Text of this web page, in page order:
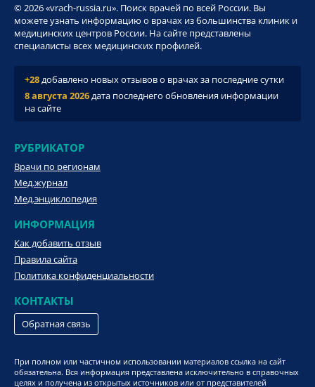
© 2026 «vrach-russia.ru». Поиск врачей по всей России. Вы
можете узнать информацию о врачах из большинства клиник и
медицинских центров России. На сайте представлены
специалисты всех медицинских профилей.
+28добавлено новых отзывов о врачах за последние сутки
8 августа 2026дата последнего обновления информации
на сайте
РУБРИКАТОР
Врачи по регионам
Мед.журнал
Мед.энциклопедия
ИНФОРМАЦИЯ
Как добавить отзыв
Правила сайта
Политика конфиденциальности
КОНТАКТЫ
Обратная связь
При полном или частичном использовании материалов ссылка на сайт
обязательна. Вся информация представлена исключительно в справочных
целях и получена из открытых источников или от представителей